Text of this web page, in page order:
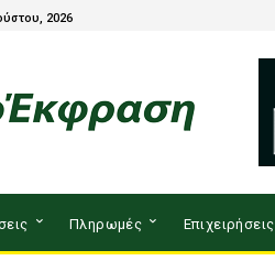
2026
Πληρωμές Επιχειρήσεις